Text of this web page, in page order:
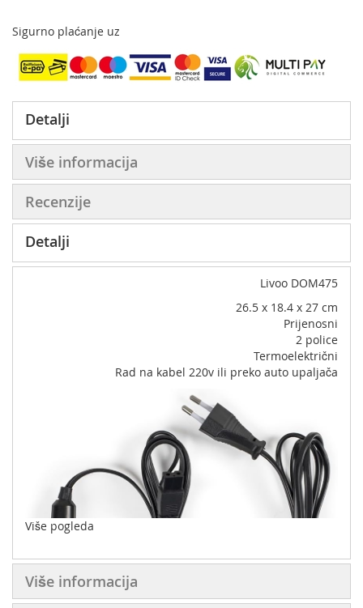
Sigurno plaćanje uz
Detalji
Više informacija
Recenzije
Detalji
Livoo DOM475
‎26.5 x 18.4 x 27 cm
Prijenosni
2 police
Termoelektrični
Rad na kabel 220v ili preko auto upaljača
Više pogleda
Više informacija